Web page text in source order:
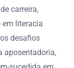
carreira,
em literacia
desafios
aposentadoria,